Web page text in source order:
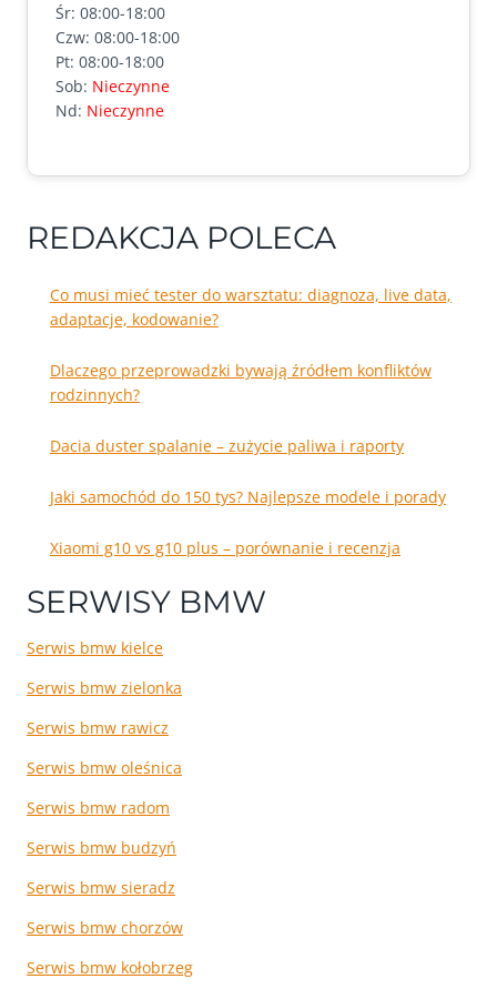
Śr: 08:00-18:00
Czw: 08:00-18:00
Pt: 08:00-18:00
Sob: Nieczynne
Nd: Nieczynne
REDAKCJA POLECA
Co musi mieć tester do warsztatu: diagnoza, live data,
adaptacje, kodowanie?
Dlaczego przeprowadzki bywają źródłem konfliktów
rodzinnych?
Dacia duster spalanie – zużycie paliwa i raporty
Jaki samochód do 150 tys? Najlepsze modele i porady
Xiaomi g10 vs g10 plus – porównanie i recenzja
SERWISY BMW
Serwis bmw kielce
Serwis bmw zielonka
Serwis bmw rawicz
Serwis bmw oleśnica
Serwis bmw radom
Serwis bmw budzyń
Serwis bmw sieradz
Serwis bmw chorzów
Serwis bmw kołobrzeg